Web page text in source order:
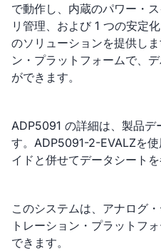
で動作し、内蔵のパワー・
リ管理、および 1 つの安定
のソリューションを提供し
ン・プラットフォームで、
ができます。
ADP5091 の詳細は、製品デ
す。ADP5091-2-EVALZを
イドと併せてデータシートを
このシステムは、アナログ
トレーション・プラットフ
できます。